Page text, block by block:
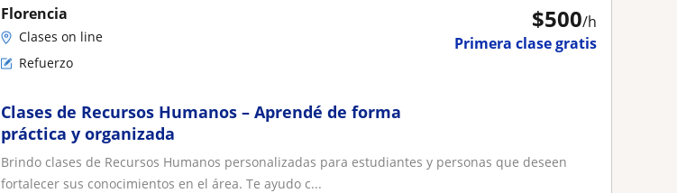
$500/h
Primera clase gratis
Florencia
Clases on line
Refuerzo
Clases de Recursos Humanos – Aprendé de forma
práctica y organizada
Brindo clases de Recursos Humanos personalizadas para estudiantes y personas que deseen
fortalecer sus conocimientos en el área. Te ayudo c...